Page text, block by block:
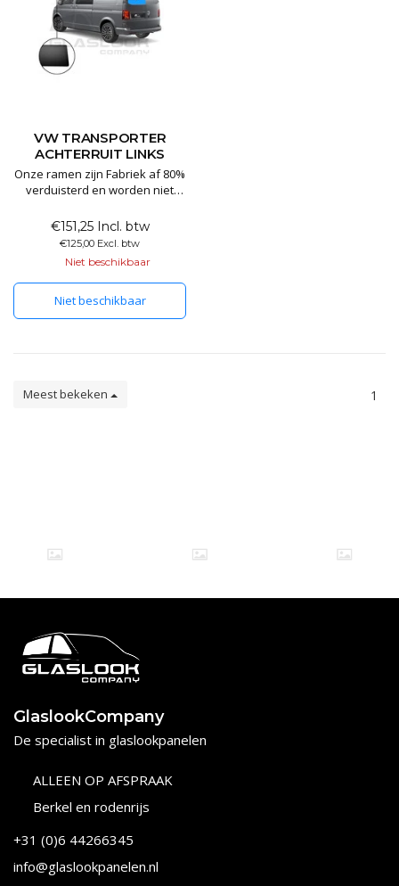
VW TRANSPORTER
ACHTERRUIT LINKS
Onze ramen zijn Fabriek af 80%
verduisterd en worden niet
ramen zijn voorzien van E
keurmerk en worden
geproduceerd in de EU.
€151,25 Incl. btw
€125,00 Excl. btw
Niet beschikbaar
Niet beschikbaar
Meest bekeken 1
GlaslookCompany
De specialist in glaslookpanelen
ALLEEN OP AFSPRAAK
Berkel en rodenrijs
+31 (0)6 44266345
info@glaslookpanelen.nl